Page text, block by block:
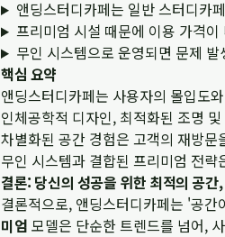
앤딩스터디카페는 일반 스터디카
프리미엄 시설 때문에 이용 가격
무인 시스템으로 운영되면 문제
핵심 요약
앤딩스터디카페는 사용자의 몰입도
인체공학적 디자인, 최적화된 조명
차별화된 공간 경험은 고객의 재방
무인 시스템과 결합된 프리미엄 전
결론: 당신의 성공을 위한 최적의 공간
결론적으로, 앤딩스터디카페는 '공
미엄 모델은 단순한 트렌드를 넘어,